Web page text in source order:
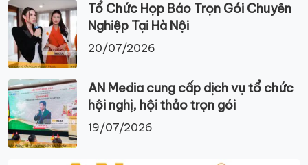
Tổ Chức Họp Báo Trọn Gói Chuyên
Nghiệp Tại Hà Nội
20/07/2026
AN Media cung cấp dịch vụ tổ chức
hội nghị, hội thảo trọn gói
19/07/2026